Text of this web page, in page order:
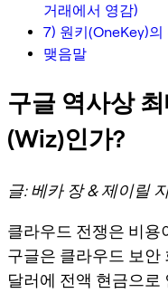
거래에서 영감)
7) 원키(OneKey)
맺음말
구글 역사상
(Wiz)인가?
글: 베카 장 & 제이릴
클라우드 전쟁은 비용
구글은 클라우드 보
달러에 전액 현금으로